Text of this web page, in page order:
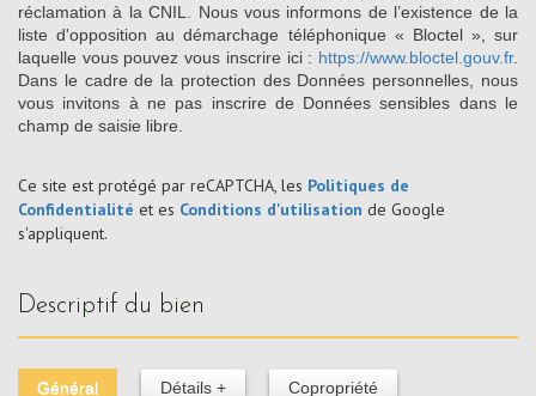
réclamation à la CNIL. Nous vous informons de l’existence de la
liste d'opposition au démarchage téléphonique « Bloctel », sur
laquelle vous pouvez vous inscrire ici : https://www.bloctel.gouv.fr.
Dans le cadre de la protection des Données personnelles, nous
vous invitons à ne pas inscrire de Données sensibles dans le
champ de saisie libre.
Ce site est protégé par reCAPTCHA, les Politiques de
Confidentialité et es Conditions d'utilisation de Google
s'appliquent.
descriptif du bien
Général Détails + Copropriété